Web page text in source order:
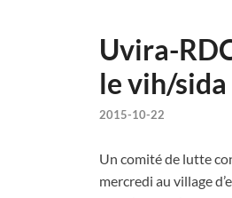
Uvira-
le vih/sida
2015-10-22
Un comité de lutte
mercredi au village